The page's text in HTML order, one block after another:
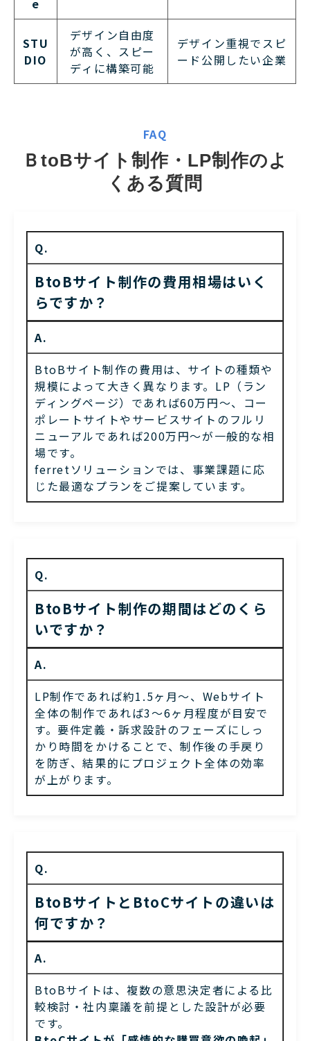
e
STU
DIO
デザイン自由度
が高く、スピー
ディに構築可能
デザイン重視でスピ
ード公開したい企業
FAQ
ＢtoBサイト制作・LP制作のよ
くある質問
Q.
BtoBサイト制作の費用相場はいく
らですか？
A.
BtoBサイト制作の費用は、サイトの種類や
規模によって大きく異なります。LP（ラン
ディングページ）であれば60万円〜、コー
ポレートサイトやサービスサイトのフルリ
ニューアルであれば200万円〜が一般的な相
場です。
ferretソリューションでは、事業課題に応
じた最適なプランをご提案しています。
Q.
BtoBサイト制作の期間はどのくら
いですか？
A.
LP制作であれば約1.5ヶ月〜、Webサイト
全体の制作であれば3〜6ヶ月程度が目安で
す。要件定義・訴求設計のフェーズにしっ
かり時間をかけることで、制作後の手戻り
を防ぎ、結果的にプロジェクト全体の効率
が上がります。
Q.
BtoBサイトとBtoCサイトの違いは
何ですか？
A.
BtoBサイトは、複数の意思決定者による比
較検討・社内稟議を前提とした設計が必要
です。